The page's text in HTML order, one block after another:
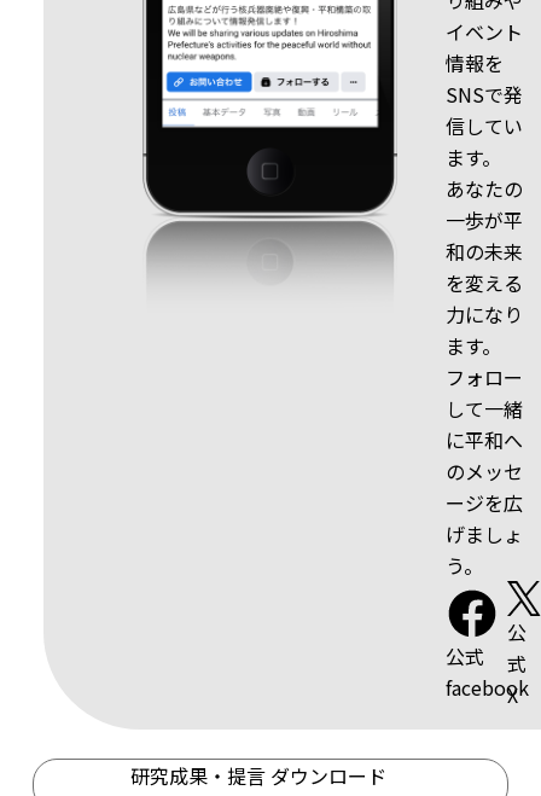
イベント
情報を
SNSで発
信してい
ます。
あなたの
一歩が平
和の未来
を変える
力になり
ます。
フォロー
して一緒
に平和へ
のメッセ
ージを広
げましょ
う。
公式
facebook
公
式
X
研究成果・提言 ダウンロード